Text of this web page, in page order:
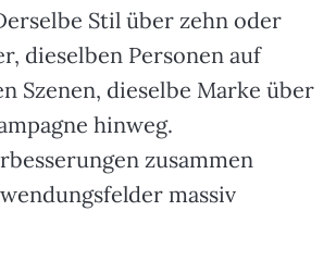
Stil über zehn oder
dieselben Personen auf
Szenen, dieselbe Marke über
hinweg.
zusammen
massiv